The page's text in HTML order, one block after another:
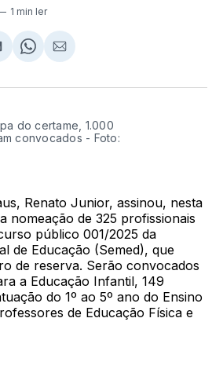
1 min ler
Share
WhatsApp
Compartilhar
Email
do certame, 1.000
convocados - Foto:
Renato Junior, assinou, nesta
nomeação de 325 profissionais
público 001/2025 da
de Educação (Semed), que
de reserva. Serão convocados
a Educação Infantil, 149
do 1º ao 5º ano do Ensino
de Educação Física e